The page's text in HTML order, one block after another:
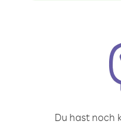
Du hast noch